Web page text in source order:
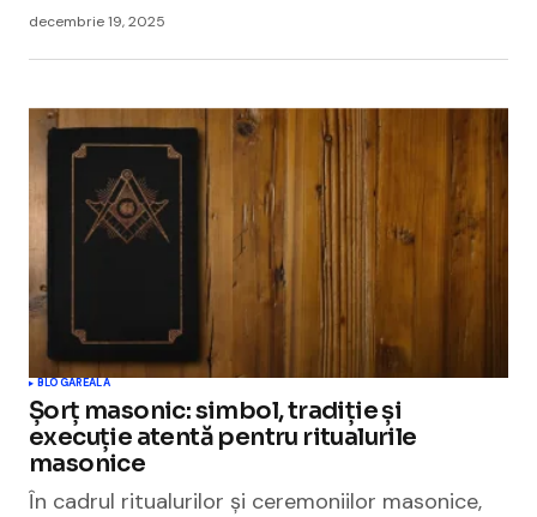
decembrie 19, 2025
BLOGAREALA
Șorț masonic: simbol, tradiție și
execuție atentă pentru ritualurile
masonice
În cadrul ritualurilor și ceremoniilor masonice,